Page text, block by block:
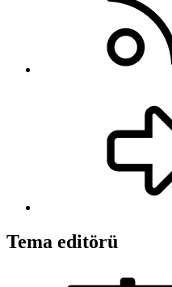
Tema editörü